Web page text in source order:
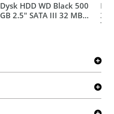
Dysk HDD WD Black 500
GB 2.5" SATA III 32 MB...